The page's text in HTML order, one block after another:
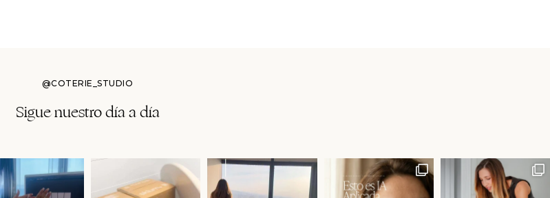
@COTERIE_STUDIO
Sigue nuestro día a día